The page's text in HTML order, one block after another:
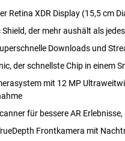
Retina XDR Display (15,5 cm
Shield, der mehr aushält als
Downloads und
der schnellste Chip in einem
mit 12 MP
für bessere AR
Frontkamera mit